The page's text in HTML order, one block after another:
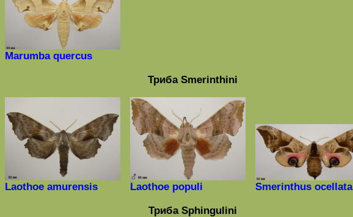
Marumba quercus
ТрибаSmerinthini
Laothoe amurensis Laothoe populi
Smerinthus ocellata
Триба Sphingulini